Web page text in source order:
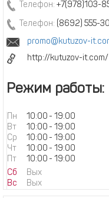
Телефон: +7(978)103-
Телефон: (8692) 555-
promo@kutuzov-
http://kutuzov-it.com/
Режим работы:
Пн 10:00 - 19:00
Вт
10:00 - 19:00
Ср
10:00 - 19:00
Чт
10:00 - 19:00
Пт
10:00 - 19:00
Сб
Вых
Вс
Вых